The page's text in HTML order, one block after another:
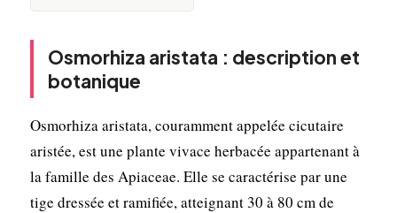
Osmorhiza aristata : description et
botanique
Osmorhiza aristata, couramment appelée cicutaire
aristée, est une plante vivace herbacée appartenant à
la famille des Apiaceae. Elle se caractérise par une
tige dressée et ramifiée, atteignant 30 à 80 cm de